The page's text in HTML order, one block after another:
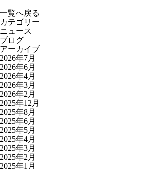
一覧へ戻る
カテゴリー
ニュース
ブログ
アーカイブ
2026年7月
2026年6月
2026年4月
2026年3月
2026年2月
2025年12月
2025年8月
2025年6月
2025年5月
2025年4月
2025年3月
2025年2月
2025年1月